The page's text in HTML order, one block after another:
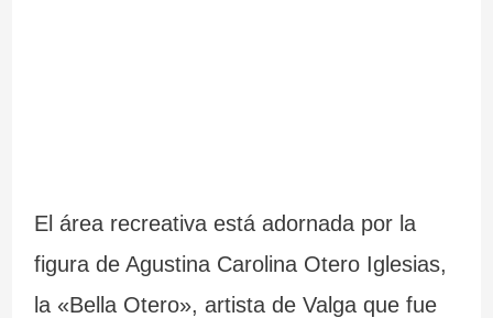
El área recreativa está adornada por la
figura de Agustina Carolina Otero Iglesias,
la «Bella Otero», artista de Valga que fue